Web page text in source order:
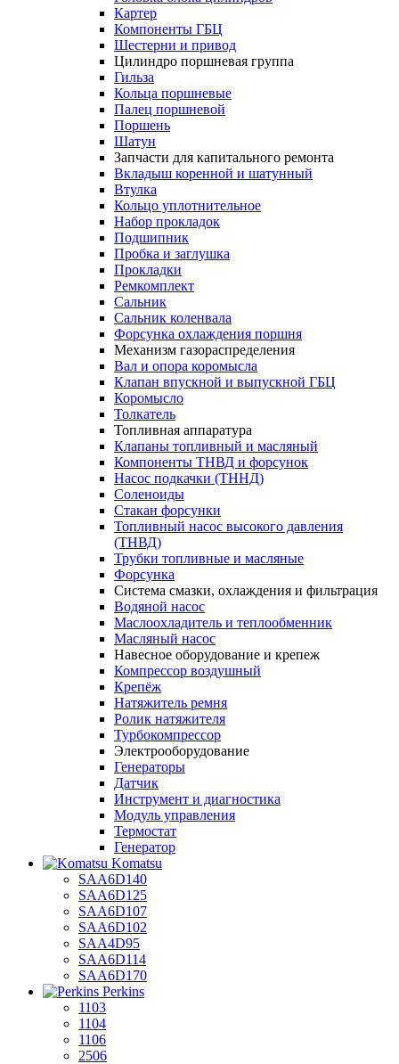
Картер
Компоненты ГБЦ
Шестерни и привод
Цилиндро поршневая группа
Гильза
Кольца поршневые
Палец поршневой
Поршень
Шатун
Запчасти для капитального ремонта
Вкладыш коренной и шатунный
Втулка
Кольцо уплотнительное
Набор прокладок
Подшипник
Пробка и заглушка
Прокладки
Ремкомплект
Сальник
Сальник коленвала
Форсунка охлаждения поршня
Механизм газораспределения
Вал и опора коромысла
Клапан впускной и выпускной ГБЦ
Коромысло
Толкатель
Топливная аппаратура
Клапаны топливный и масляный
Компоненты ТНВД и форсунок
Насос подкачки (ТННД)
Соленоиды
Стакан форсунки
Топливный насос высокого давления
(ТНВД)
Трубки топливные и масляные
Форсунка
Система смазки, охлаждения и фильтрация
Водяной насос
Маслоохладитель и теплообменник
Масляный насос
Навесное оборудование и крепеж
Компрессор воздушный
Крепёж
Натяжитель ремня
Ролик натяжителя
Турбокомпрессор
Электрооборудование
Генераторы
Датчик
Инструмент и диагностика
Модуль управления
Термостат
Генератор
Komatsu
SAA6D140
SAA6D125
SAA6D107
SAA6D102
SAA4D95
SAA6D114
SAA6D170
Perkins
1103
1104
1106
2506